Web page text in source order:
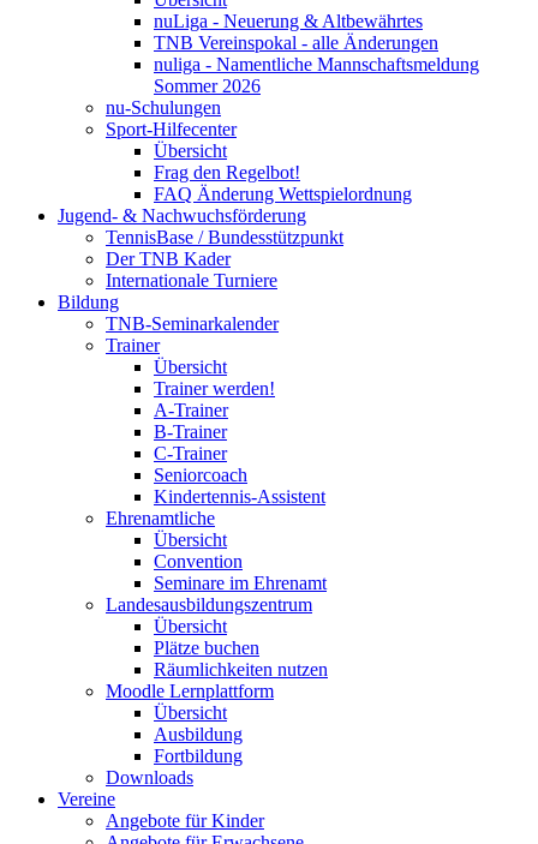
nuLiga - Neuerung & Altbewährtes
TNB Vereinspokal - alle Änderungen
nuliga - Namentliche Mannschaftsmeldung
Sommer 2026
nu-Schulungen
Sport-Hilfecenter
Übersicht
Frag den Regelbot!
FAQ Änderung Wettspielordnung
Jugend- & Nachwuchsförderung
TennisBase / Bundesstützpunkt
Der TNB Kader
Internationale Turniere
Bildung
TNB-Seminarkalender
Trainer
Übersicht
Trainer werden!
A-Trainer
B-Trainer
C-Trainer
Seniorcoach
Kindertennis-Assistent
Ehrenamtliche
Übersicht
Convention
Seminare im Ehrenamt
Landesausbildungszentrum
Übersicht
Plätze buchen
Räumlichkeiten nutzen
Moodle Lernplattform
Übersicht
Ausbildung
Fortbildung
Downloads
Vereine
Angebote für Kinder